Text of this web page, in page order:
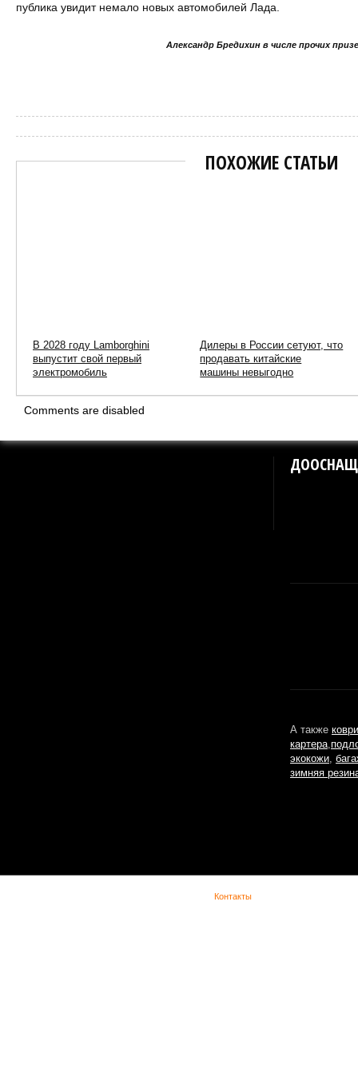
публика увидит немало новых автомобилей Лада.
Александр Бредихин в числе прочих
ПОХОЖИЕ СТАТЬИ
В 2028 году Lamborghini
выпустит свой первый
электромобиль
Дилеры в России сетуют, что
продавать китайские
машины невыгодно
Comments are disabled
А также
картера,
экокожи,
зимняя
Контакты